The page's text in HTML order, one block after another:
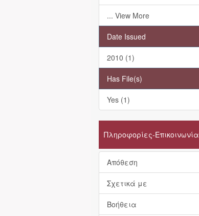
... View More
Date Issued
2010 (1)
Has File(s)
Yes (1)
Πληροφορίες-Επικοινωνία
Απόθεση
Σχετικά με
Βοήθεια